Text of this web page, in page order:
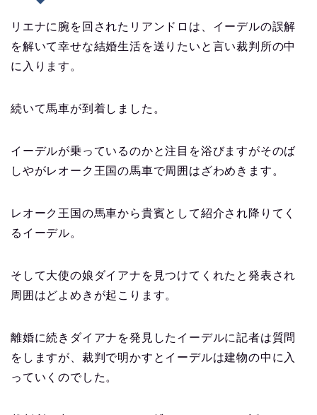
リエナに腕を回されたリアンドロは、イーデルの誤解
を解いて幸せな結婚生活を送りたいと言い裁判所の中
に入ります。
続いて馬車が到着しました。
イーデルが乗っているのかと注目を浴びますがそのば
しやがレオーク王国の馬車で周囲はざわめきます。
レオーク王国の馬車から貴賓として紹介され降りてく
るイーデル。
そして大使の娘ダイアナを見つけてくれたと発表され
周囲はどよめきが起こります。
離婚に続きダイアナを発見したイーデルに記者は質問
をしますが、裁判で明かすとイーデルは建物の中に入
っていくのでした。